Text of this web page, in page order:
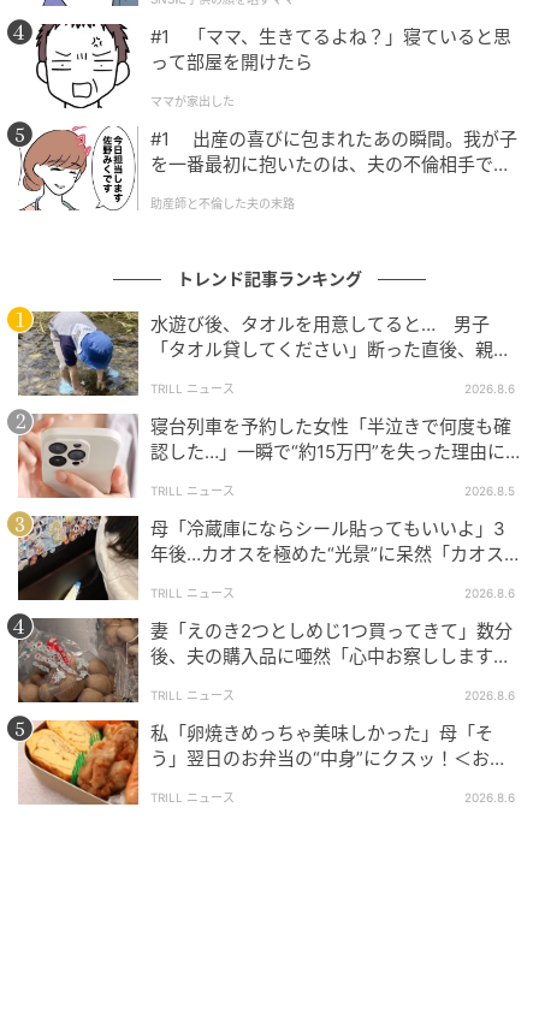
男性CAさんの制服のバッヂに
7カ国の国旗があって
しかもヨーロッパ言語のみならず
日本語、マレー語、インドネシア語もあってびっくり
日本人ですか？
すごい、としか言えない
投稿者さんがドイツ行きの飛行機に搭乗した際、男性
CAさんの制服に付いた「ランゲージピン」に目を引か
れたそうです。そこには、話せる言語を示す7ヶ国の国
旗が並んでいました。
さらに、日本語やマレー語、インドネシア語などアジ
ア言語のピンも付いており、驚いていると、そのCAさ
んから「日本人ですか？」と日本語で声をかけられた
といいます。
投稿者さんに詳しいお話を伺ったところ、「ドイツか
らスペインの飛行機だったので、日本人は乗っておら
ず、まさか機内で日本語が聞けるとは思ってもみませ
んでした。多言語が話せるだけでなく、物腰の柔らか
#1 「ママ、生きてるよね？」寝ていると思
って部屋を開けたら
ママが家出した
#1 出産の喜びに包まれたあの瞬間。我が子
を一番最初に抱いたのは、夫の不倫相手でし
助産師と不倫した夫の末路
トレンド記事ランキング
水遊び後、タオルを用意してると… 男子
「タオル貸してください」断った直後、親が
TRILL ニュース 2026.8.6
寝台列車を予約した女性「半泣きで何度も確
認した…」一瞬で“約15万円”を失った理由に
TRILL ニュース 2026.8.5
母「冷蔵庫にならシール貼ってもいいよ」3
年後…カオスを極めた“光景”に呆然「カオス
TRILL ニュース 2026.8.6
妻「えのき2つとしめじ1つ買ってきて」数分
後、夫の購入品に唖然「心中お察しします」
TRILL ニュース 2026.8.6
私「卵焼きめっちゃ美味しかった」母「そ
う」翌日のお弁当の“中身”にクスッ！＜お弁
TRILL ニュース 2026.8.6